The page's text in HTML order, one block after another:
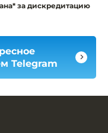
за дискредитацию
Telegram